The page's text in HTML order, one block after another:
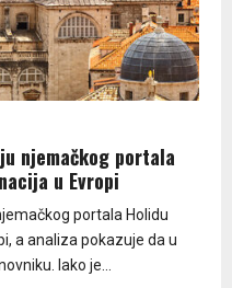
njemačkog portala
u Evropi
portala Holidu
a analiza pokazuje da u
Iako je...